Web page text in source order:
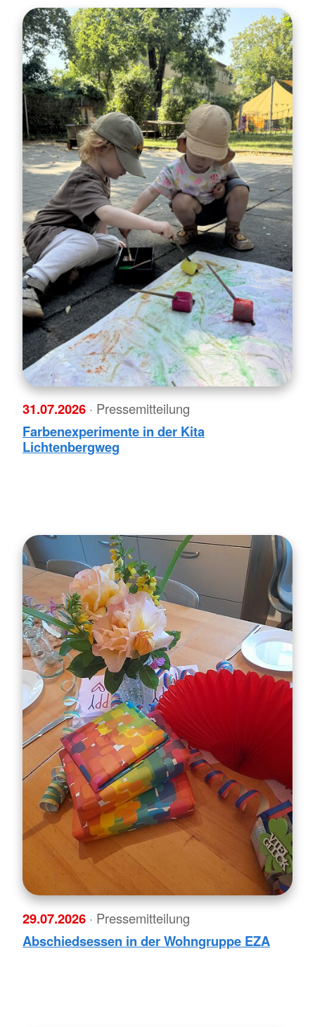
31.07.2026 · Pressemitteilung
Farbenexperimente in der Kita
Lichtenbergweg
29.07.2026 · Pressemitteilung
Abschiedsessen in der Wohngruppe EZA